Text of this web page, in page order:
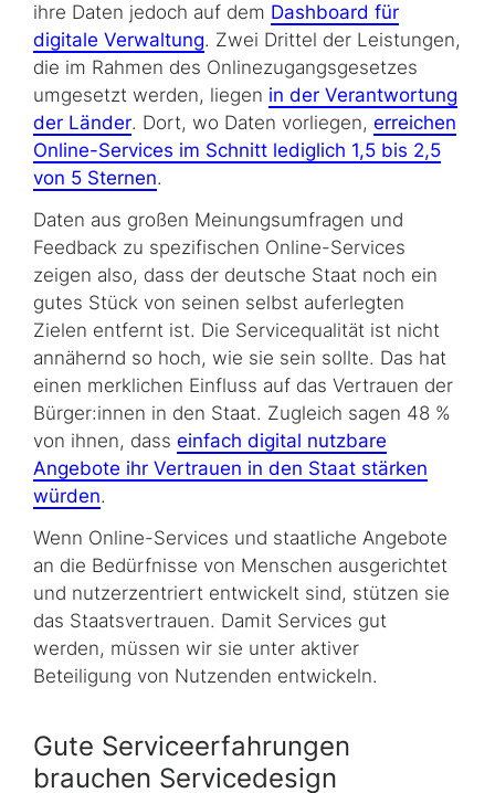
ihre Daten jedoch auf dem Dashboard für
digitale Verwaltung. Zwei Drittel der Leistungen,
die im Rahmen des Onlinezugangsgesetzes
umgesetzt werden, liegen in der Verantwortung
der Länder. Dort, wo Daten vorliegen, erreichen
Online-Services im Schnitt lediglich 1,5 bis 2,5
von 5 Sternen.
Daten aus großen Meinungsumfragen und
Feedback zu spezifischen Online-Services
zeigen also, dass der deutsche Staat noch ein
gutes Stück von seinen selbst auferlegten
Zielen entfernt ist. Die Servicequalität ist nicht
annähernd so hoch, wie sie sein sollte. Das hat
einen merklichen Einfluss auf das Vertrauen der
Bürger:innen in den Staat. Zugleich sagen 48 %
von ihnen, dass einfach digital nutzbare
Angebote ihr Vertrauen in den Staat stärken
würden.
Wenn Online-Services und staatliche Angebote
an die Bedürfnisse von Menschen ausgerichtet
und nutzerzentriert entwickelt sind, stützen sie
das Staatsvertrauen. Damit Services gut
werden, müssen wir sie unter aktiver
Beteiligung von Nutzenden entwickeln.
Gute Serviceerfahrungen
brauchen Servicedesign